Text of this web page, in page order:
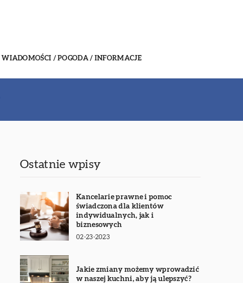
WIADOMOŚCI / POGODA / INFORMACJE
Ostatnie wpisy
Kancelarie prawne i pomoc
świadczona dla klientów
indywidualnych, jak i
biznesowych
02-23-2023
Jakie zmiany możemy wprowadzić
w naszej kuchni, aby ją ulepszyć?